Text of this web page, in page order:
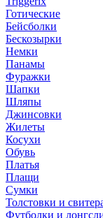
Готические
Бейсболки
Бескозырки
Немки
Панамы
Фуражки
Шапки
Шляпы
Джинсовки
Жилеты
Косухи
Обувь
Платья
Плащи
Сумки
Толстовки и
Футболки и